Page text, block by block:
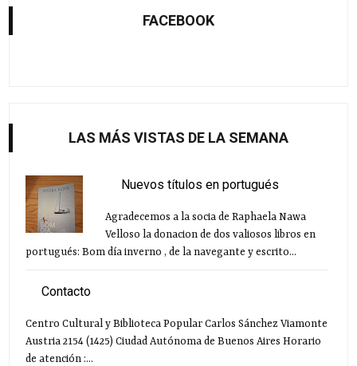
FACEBOOK
LAS MÁS VISTAS DE LA SEMANA
Nuevos títulos en portugués
Agradecemos a la socia de Raphaela Nawa
Velloso la donacion de dos valiosos libros en
portugués: Bom día inverno , de la navegante y escrito...
Contacto
Centro Cultural y Biblioteca Popular Carlos Sánchez Viamonte
Austria 2154 (1425) Ciudad Autónoma de Buenos Aires Horario
de atención :...